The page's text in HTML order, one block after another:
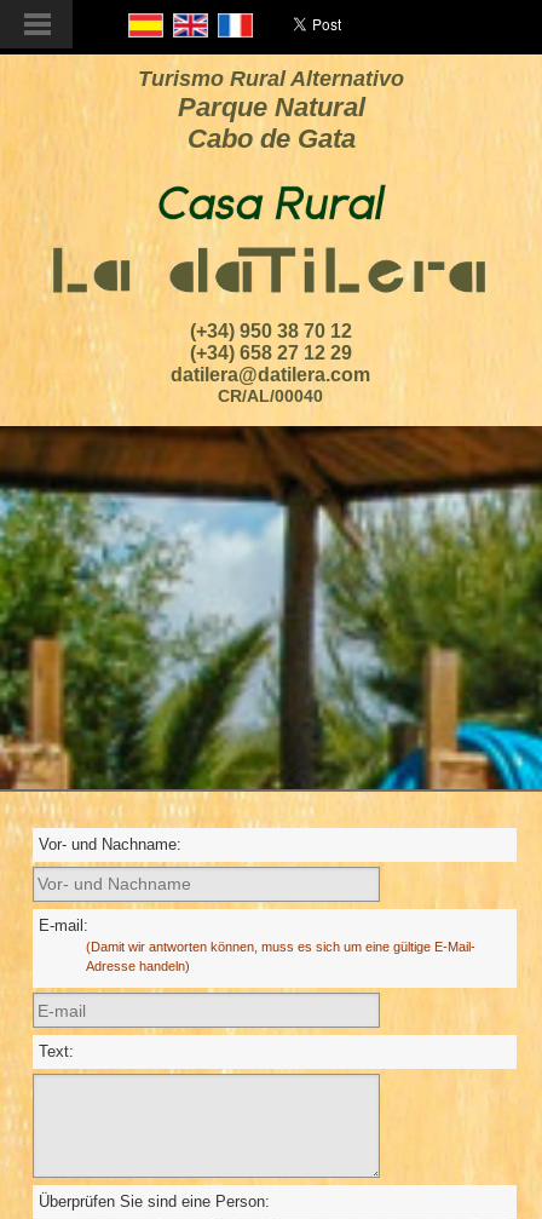
Turismo Rural Alternativo
Parque Natural
Cabo de Gata
(+34) 950 38 70 12
(+34) 658 27 12 29
datilera@datilera.com
CR/AL/00040
Vor- und Nachname:
E-mail:
(Damit wir antworten können, muss es sich um eine gültige E-Mail-
Adresse handeln)
Text:
Überprüfen Sie sind eine Person: